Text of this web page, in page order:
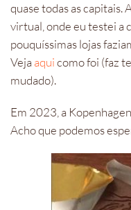
quase todas as capitais.
virtual, onde eu testei a
pouquíssimas lojas
Veja aquicomo foi (faz
mudado).
Em 2023, a
Acho que podemos